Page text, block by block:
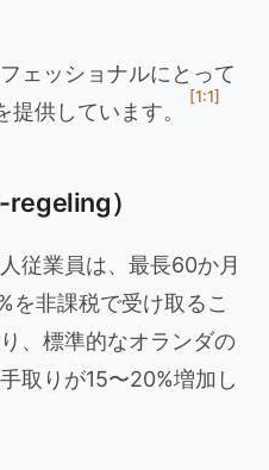
ェッショナルにとって
供しています。
[1:1]
）
従業員は、最長60か月
を非課税で受け取るこ
、標準的なオランダの
取りが15〜20%増加し